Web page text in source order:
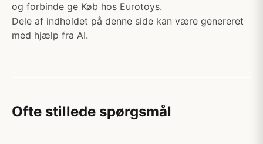
og forbinde ge Køb hos Eurotoys.
Dele af indholdet på denne side kan være genereret
med hjælp fra AI.
Ofte stillede spørgsmål